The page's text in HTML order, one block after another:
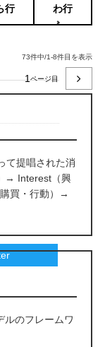
もっと見る
行 わ行
73件中/1-8件目を表示
1
て提唱された消
→ Interest（興
買・行動）→
ルのフレームワ